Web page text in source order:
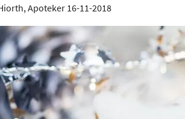
Apoteker 16-11-2018